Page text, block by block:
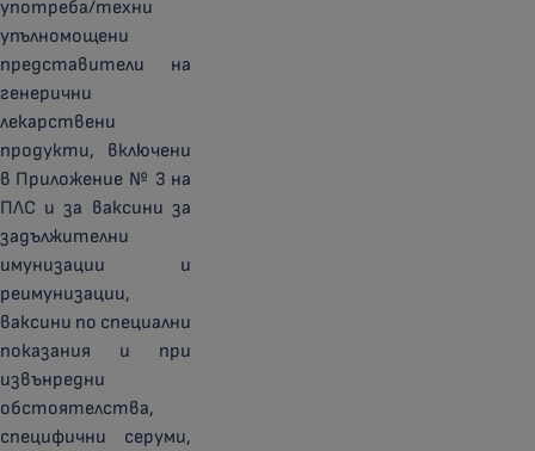
употреба/техни
упълномощени
представители на
генерични
лекарствени
продукти, включени
в Приложение № 3 на
ПЛС и за ваксини за
задължителни
имунизации и
реимунизации,
ваксини по специални
показания и при
извънредни
обстоятелства,
специфични серуми,